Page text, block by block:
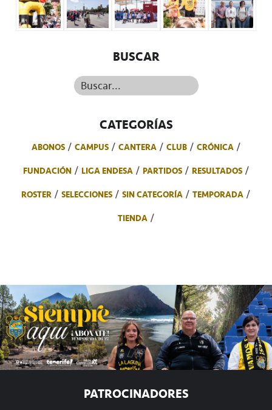
BUSCAR
Buscar...
CATEGORÍAS
ABONOS CAMPUS CANTERA CLUB
CRÓNICA
FUNDACIÓN
LIGA ENDESA PARTIDOS
RESULTADOS
ROSTER
SELECCIONES SIN CATEGORÍA
TEMPORADA
TIENDA
PATROCINADORES